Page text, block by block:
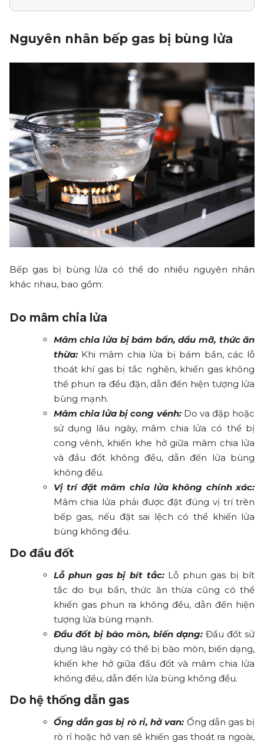
Nguyên nhân bếp gas bị bùng lửa
Bếp gas bị bùng lửa có thể do nhiều nguyên nhân
khác nhau, bao gồm:
Do mâm chia lửa
Mâm chia lửa bị bám bẩn, dầu mỡ, thức ăn
thừa:Khi mâm chia lửa bị bám bẩn, các lỗ
thoát khí gas bị tắc nghẽn, khiến gas không
thể phun ra đều đặn, dẫn đến hiện tượng lửa
bùng mạnh.
Mâm chia lửa bị cong vênh:Do va đập hoặc
sử dụng lâu ngày, mâm chia lửa có thể bị
cong vênh, khiến khe hở giữa mâm chia lửa
và đầu đốt không đều, dẫn đến lửa bùng
không đều.
Vị trí đặt mâm chia lửa không chính xác:
Mâm chia lửa phải được đặt đúng vị trí trên
bếp gas, nếu đặt sai lệch có thể khiến lửa
bùng không đều.
Do đầu đốt
Lỗ phun gas bị bít tắc:Lỗ phun gas bị bít
tắc do bụi bẩn, thức ăn thừa cũng có thể
khiến gas phun ra không đều, dẫn đến hiện
tượng lửa bùng mạnh.
Đầu đốt bị bào mòn, biến dạng: Đầu đốt sử
dụng lâu ngày có thể bị bào mòn, biến dạng,
khiến khe hở giữa đầu đốt và mâm chia lửa
không đều, dẫn đến lửa bùng không đều.
Do hệ thống dẫn gas
Ống dẫn gas bị rò rỉ, hở van: Ống dẫn gas bị
rò rỉ hoặc hở van sẽ khiến gas thoát ra ngoài,